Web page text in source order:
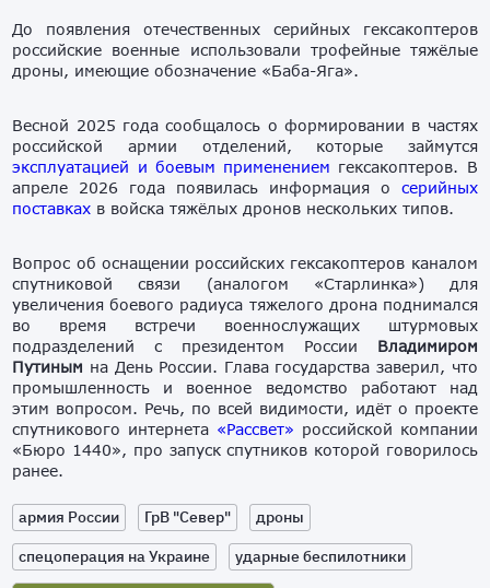
До появления отечественных серийных гексакоптеров
российские военные использовали трофейные тяжёлые
дроны, имеющие обозначение «Баба-Яга».
Весной 2025 года сообщалось о формировании в частях
российской армии отделений, которые займутся
эксплуатацией и боевым применением гексакоптеров. В
апреле 2026 года появилась информация о серийных
поставках в войска тяжёлых дронов нескольких типов.
Вопрос об оснащении российских гексакоптеров каналом
спутниковой связи (аналогом «Старлинка») для
увеличения боевого радиуса тяжелого дрона поднимался
во время встречи военнослужащих штурмовых
подразделений с президентом России Владимиром
Путиным на День России. Глава государства заверил, что
промышленность и военное ведомство работают над
этим вопросом. Речь, по всей видимости, идёт о проекте
спутникового интернета «Рассвет» российской компании
«Бюро 1440», про запуск спутников которой говорилось
ранее.
армия России ГрВ "Север"
дроны
спецоперация на Украине
ударные беспилотники